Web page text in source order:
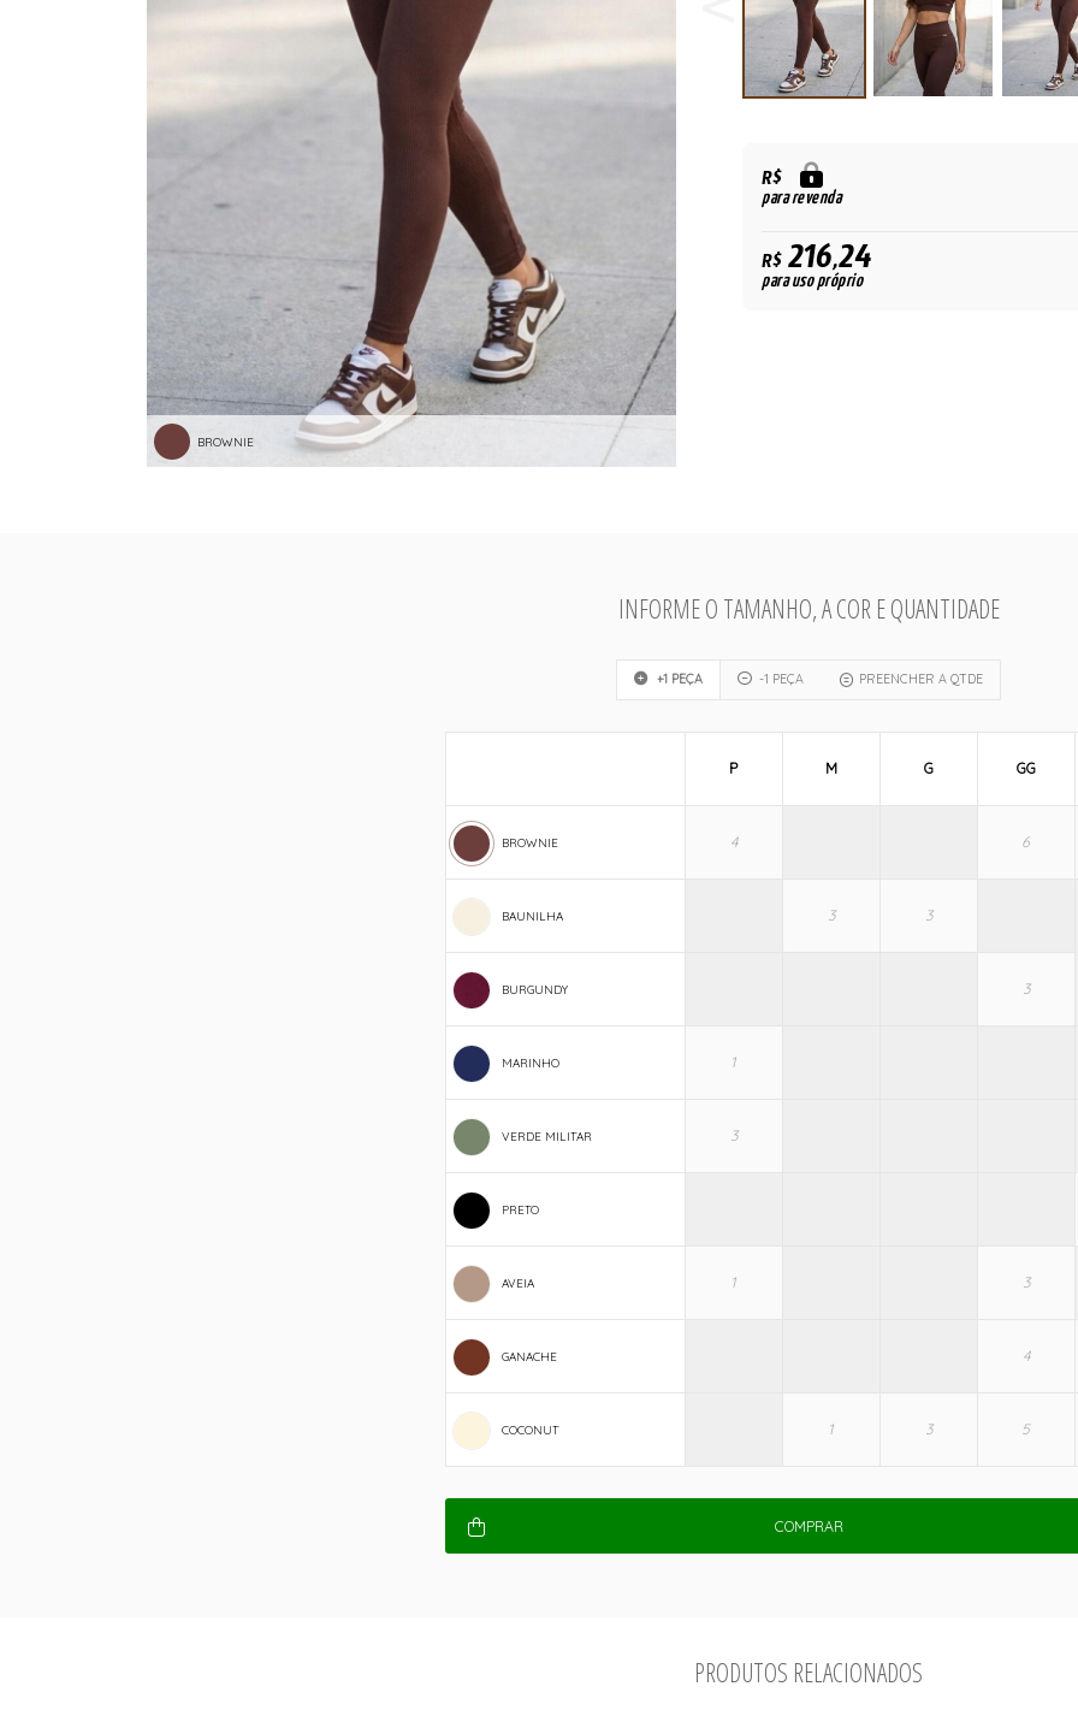
RASTEIRAS E PAPETES
ROUPÃO
SAÍDAS DE PRAIA
SHORTS E SAIAS
TÊNIS
TOP DE BIQUÍNI
TOP E CROPPEDS
TRICOTS
VESTIDOS
BROWNIE
R$
para revenda
R$216,24
para uso próprio
INFORME O TAMANHO, A COR E QUANTIDADE
+1 PEÇA -1 PEÇA PREENCHER A QTDE
BROWNIE
BAUNILHA
BURGUNDY
MARINHO
VERDE MILITAR
PRETO
AVEIA
GANACHE
COCONUT
P M G GG
COMPRAR
PRODUTOS RELACIONADOS